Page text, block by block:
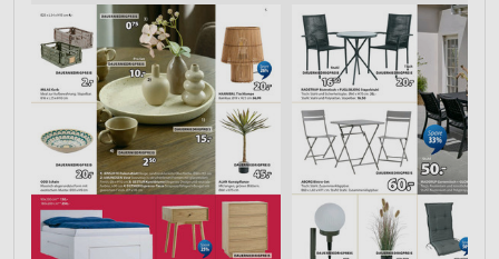
Erstellung von Profilen für personalisierte
Werbung
Verwendung von Profilen zur Auswahl
personalisierter Werbung
Erstellung von Profilen zur Personalisierung
von Inhalten
Verwendung von Profilen zur Auswahl
personalisierter Inhalte